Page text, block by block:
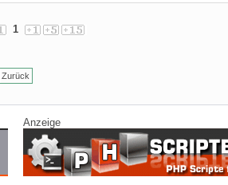
1
Zurück
Anzeige